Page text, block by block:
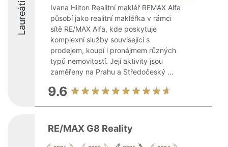
Laureáti
Ivana Hilton Realitní makléř REMAX Alfa
působí jako realitní makléřka v rámci
sítě RE/MAX Alfa, kde poskytuje
komplexní služby související s
prodejem, koupí i pronájmem různých
typů nemovitostí. Její aktivity jsou
zaměřeny na Prahu a Středočeský ...
9.6
RE/MAX G8 Reality